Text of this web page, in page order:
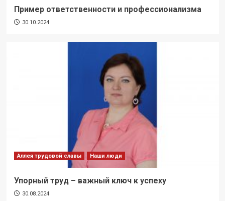
Пример ответственности и профессионализма
30.10.2024
Аллея трудовой славы Наши люди
Упорный труд – важный ключ к успеху
30.08.2024